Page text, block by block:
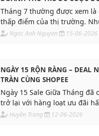
NĂM
Tháng 7 thường được xem là
thấp điểm của thị trường.
là thời điểm quan trọng để
Megalive 10/7 cùng Adpia
tốc doanh thu quý 3.2026
Ngoc Anh Nguyen 15-06-2026
NGÀY 15 RỘN RÀNG – DEAL
TRÀN CÙNG SHOPEE
Ngày 15 Sale Giữa Tháng đã
trở lại với hàng loạt ưu đãi
cho tín đồ mua sắm. Đây là
Huyền Trang 12-06-2026